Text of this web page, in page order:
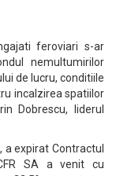
feroviari s-ar
nemultumirilor
de lucru, conditiile
incalzirea spatiilor
Dobrescu, liderul
a expirat Contractul
SA a venit cu